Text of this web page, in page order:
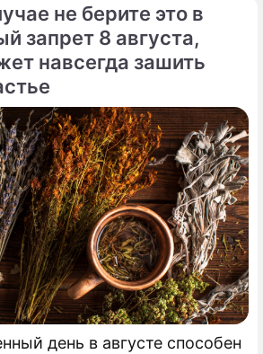
статус одной из
и непубличных пар
не берите это в
запрет 8 августа,
навсегда зашить
день в августе способен